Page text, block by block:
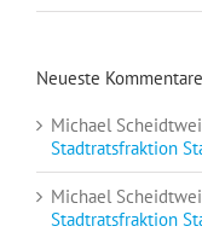
Neueste Kommentare
Michael
Stadtratsfraktion
Michael
Stadtratsfraktion